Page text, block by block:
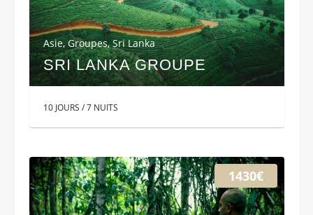
Asie,Groupes,Sri Lanka
SRI LANKA GROUPE
10 JOURS / 7 NUITS
1430€